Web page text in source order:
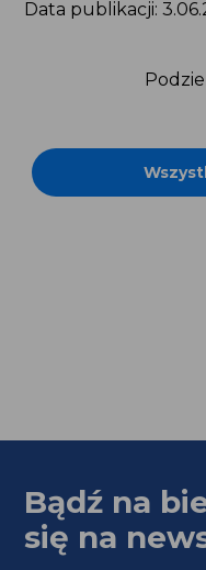
się na
Podaj swój adres e-mail